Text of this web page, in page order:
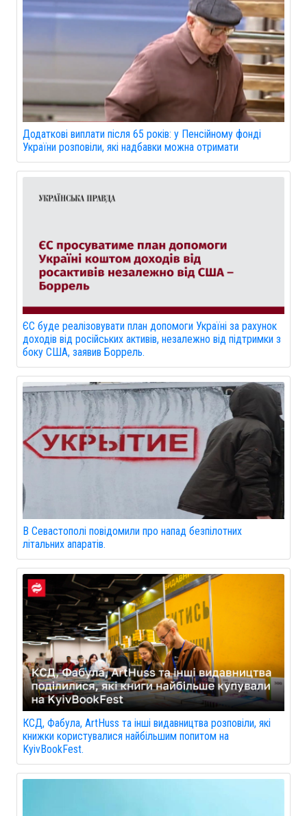
Додаткові виплати після 65 років: у Пенсійному фонді
України розповіли, які надбавки можна отримати
ЄС буде реалізовувати план допомоги Україні за рахунок
доходів від російських активів, незалежно від підтримки з
боку США, заявив Боррель.
В Севастополі повідомили про напад безпілотних
літальних апаратів.
КСД, Фабула, ArtHuss та інші видавництва розповіли, які
книжки користувалися найбільшим попитом на
KyivBookFest.